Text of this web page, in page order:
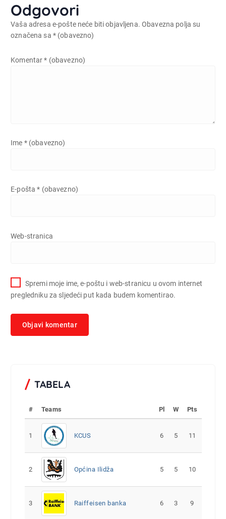
Odgovori
Vaša adresa e-pošte neće biti objavljena. Obavezna polja su
označena sa * (obavezno)
Komentar* (obavezno)
Ime * (obavezno)
E-pošta* (obavezno)
Web-stranica
Spremi moje ime, e-poštu i web-stranicu u ovom internet
pregledniku za sljedeći put kada budem komentirao.
TABELA
# Teams Pl W Pts
1 KCUS 6 5 11
2 Općina Ilidža 5 5 10
3 Raiffeisen banka 6 3 9